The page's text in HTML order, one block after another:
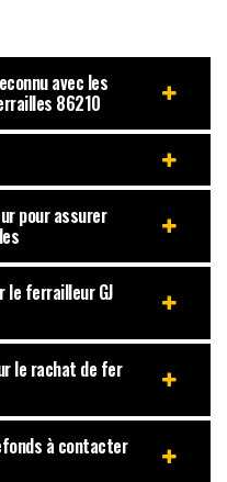
avec les
86210
pour assurer
le ferrailleur GJ
le rachat de fer
à contacter